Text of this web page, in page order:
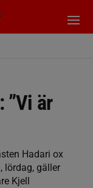
”Vi är
Hadari ox
lördag, gäller
Kjell